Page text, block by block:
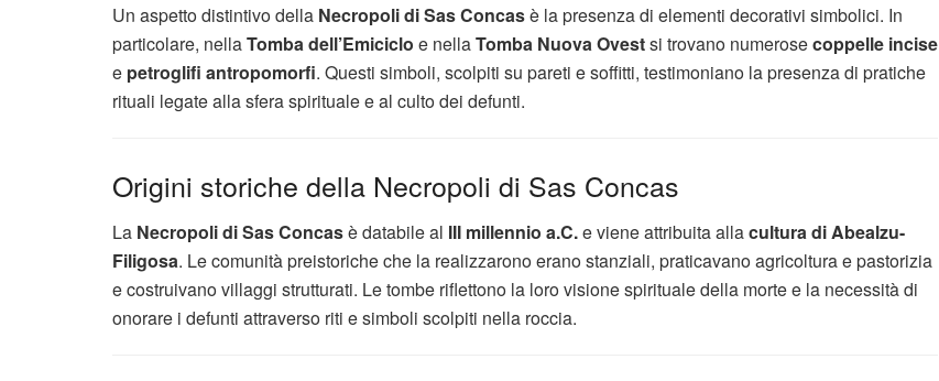
Un aspetto distintivo della Necropoli di Sas Concasè la presenza di elementi decorativi simbolici. In
particolare, nellaTomba dell’Emiciclo e nellaTomba Nuova Ovestsi trovano numerosecoppelle incise
e petroglifi antropomorfi. Questi simboli, scolpiti su pareti e soffitti, testimoniano la presenza di pratiche
rituali legate alla sfera spirituale e al culto dei defunti.
Origini storiche della Necropoli di Sas Concas
La Necropoli di Sas Concasè databile al III millennio a.C.e viene attribuita allacultura di Abealzu-
Filigosa. Le comunità preistoriche che la realizzarono erano stanziali, praticavano agricoltura e pastorizia
e costruivano villaggi strutturati. Le tombe riflettono la loro visione spirituale della morte e la necessità di
onorare i defunti attraverso riti e simboli scolpiti nella roccia.